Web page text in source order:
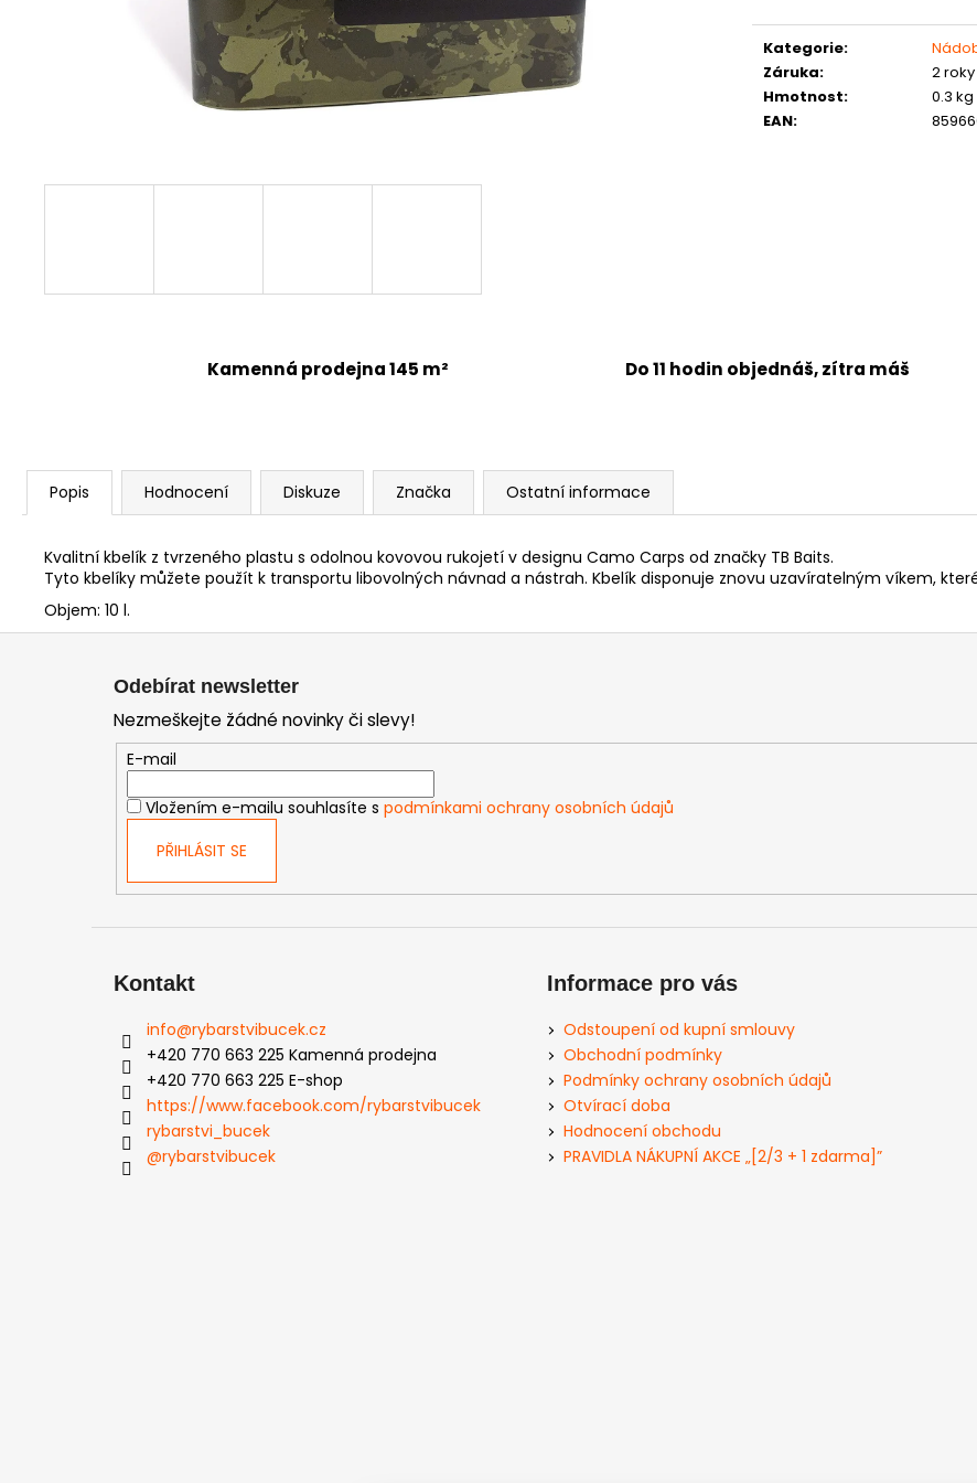
cena:
Kategorie:
Záruka:
2 roky
Hmotnost:
0.3 kg
EAN:
Kamenná prodejna 145 m² Do 11 hodin objednáš, zítra máš
Popis Hodnocení Diskuze Značka Ostatní informace
Kvalitní kbelík z tvrzeného plastu s odolnou kovovou rukojetí v designu Camo Carps od značky TB Baits.
Tyto kbelíky můžete použít k transportu libovolných návnad a nástrah. Kbelík disponuje znovu uzavíratelným víkem,
Objem: 10 l.
Odebírat newsletter
Nezmeškejte žádné novinky či slevy!
E-mail
Vložením e-mailu souhlasíte s podmínkami ochrany osobních údajů
PŘIHLÁSIT SE
Kontakt
info@rybarstvibucek.cz
+420 770 663 225 Kamenná prodejna
+420 770 663 225 E-shop
https://www.facebook.com/rybarstvibucek
rybarstvi_bucek
@rybarstvibucek
Informace pro vás
Odstoupení od kupní smlouvy
Obchodní podmínky
Podmínky ochrany osobních údajů
Otvírací doba
Hodnocení obchodu
PRAVIDLA NÁKUPNÍ AKCE „[2/3 + 1 zdarma]”